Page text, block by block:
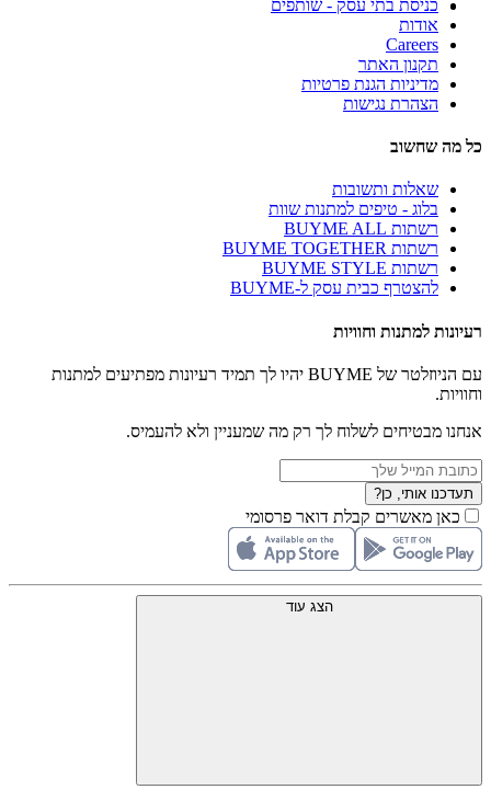
כניסת בתי עסק - שותפים
אודות
Careers
תקנון האתר
מדיניות הגנת פרטיות
הצהרת נגישות
כל מה שחשוב
שאלות ותשובות
בלוג - טיפים למתנות שוות
רשתות BUYME ALL
רשתות BUYME TOGETHER
רשתות BUYME STYLE
להצטרף כבית עסק ל-BUYME
רעיונות למתנות וחוויות
עם הניוזלטר של BUYME יהיו לך תמיד רעיונות מפתיעים למתנות
וחוויות.
אנחנו מבטיחים לשלוח לך רק מה שמעניין ולא להעמיס.
תעדכנו אותי, כן?
כאן מאשרים קבלת דואר פרסומי
הצג עוד